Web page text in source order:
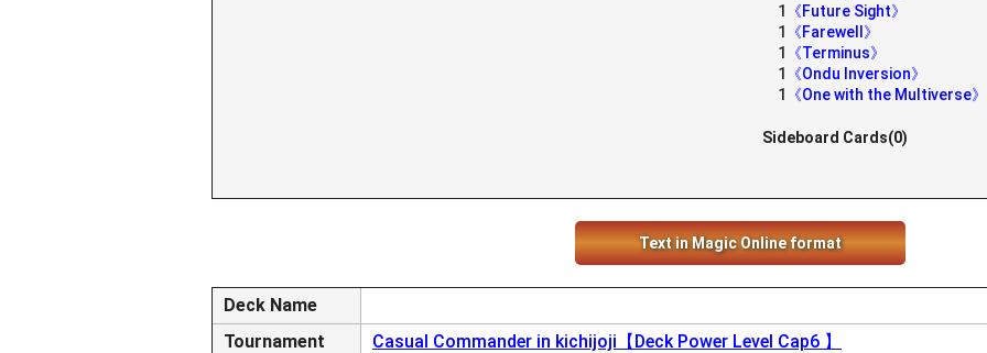
1
《Future Sight》
1
《Farewell》
1
《Terminus》
1
《Ondu Inversion》
1
《One with the Multiverse》
Sideboard Cards(0)
Text in Magic Online format
Deck Name
Tournament
Casual Commander in kichijoji【Deck Power Level Cap6 】